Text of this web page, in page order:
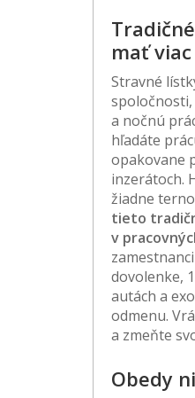
mať viac
Stravné
a nočnú
hľadáte
opakovane
inzerátoch.
žiadne
tieto
v
dovolenke,
autách a
odmenu.
a zmeňte
Obedy